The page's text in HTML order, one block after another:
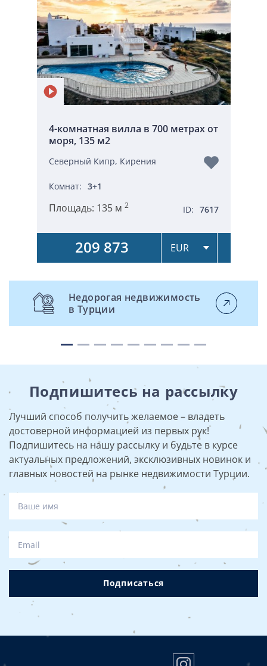
4-комнатная вилла в 700 метрах от
моря, 135 м2
Северный Кипр, Кирения
Комнат: 3+1
Площадь: 135 м 2 ID: 7617
209 873
Недорогая недвижимость
в Турции
Подпишитесь на рассылку
Лучший способ получить желаемое – владеть
достоверной информацией из первых рук!
Подпишитесь на нашу рассылку и будьте в курсе
актуальных предложений, эксклюзивных новинок и
главных новостей на рынке недвижимости Турции.
Подписаться